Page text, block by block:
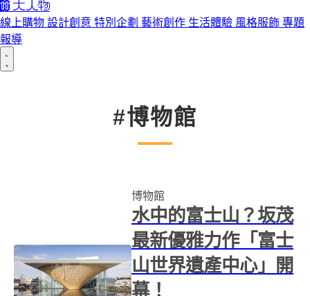
線上購物 設計創意 特別企劃 藝術創作 生活體驗 風格服飾 專題
報導
#博物館
博物館
水中的富士山？坂茂
最新優雅力作「富士
山世界遺產中心」開
幕！